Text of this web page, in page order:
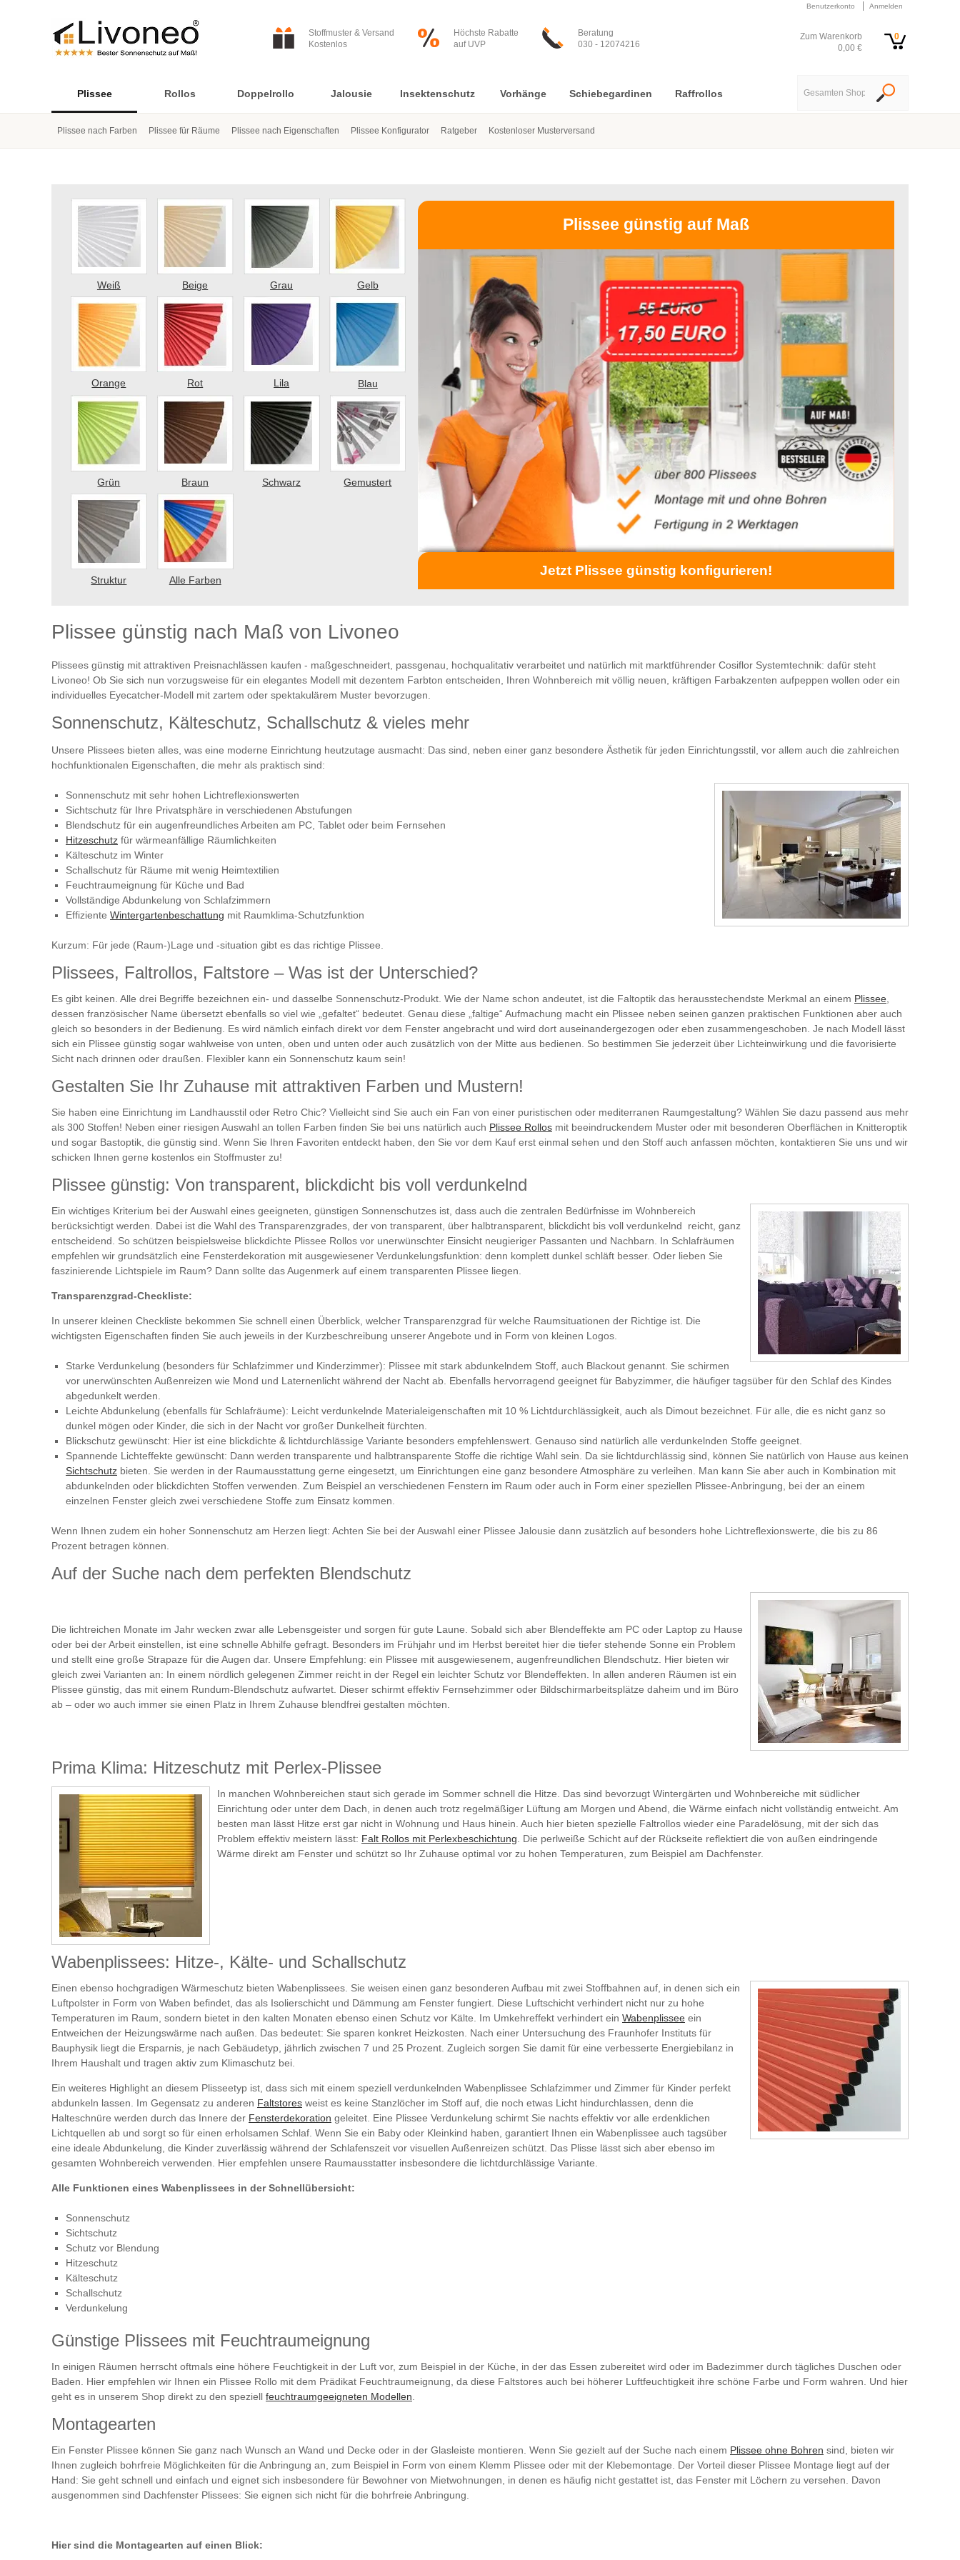
Benutzerkonto Anmelden
Stoffmuster & Versand
Kostenlos
Höchste Rabatte
auf UVP
Beratung
030 - 12074216
Zum Warenkorb
0,00 €
0
Plissee
Plissee nach Farben Plissee für Räume Plissee nach Eigenschaften Plissee Konfigurator Ratgeber Kostenloser Musterversand
Rollos Doppelrollo Jalousie Insektenschutz Vorhänge Schiebegardinen Raffrollos
Weiß Beige Grau Gelb
Orange Rot Lila Blau
Grün Braun Schwarz Gemustert
Struktur Alle Farben
Plissee günstig auf Maß
Jetzt Plissee günstig konfigurieren!
Plissee günstig nach Maß von Livoneo
Plissees günstig mit attraktiven Preisnachlässen kaufen - maßgeschneidert, passgenau, hochqualitativ verarbeitet und natürlich mit marktführender Cosiflor Systemtechnik: dafür steht
Livoneo! Ob Sie sich nun vorzugsweise für ein elegantes Modell mit dezentem Farbton entscheiden, Ihren Wohnbereich mit völlig neuen, kräftigen Farbakzenten aufpeppen wollen oder ein
individuelles Eyecatcher-Modell mit zartem oder spektakulärem Muster bevorzugen.
Sonnenschutz, Kälteschutz, Schallschutz & vieles mehr
Unsere Plissees bieten alles, was eine moderne Einrichtung heutzutage ausmacht: Das sind, neben einer ganz besondere Ästhetik für jeden Einrichtungsstil, vor allem auch die zahlreichen
hochfunktionalen Eigenschaften, die mehr als praktisch sind:
Sonnenschutz mit sehr hohen Lichtreflexionswerten
Sichtschutz für Ihre Privatsphäre in verschiedenen Abstufungen
Blendschutz für ein augenfreundliches Arbeiten am PC, Tablet oder beim Fernsehen
Hitzeschutz für wärmeanfällige Räumlichkeiten
Kälteschutz im Winter
Schallschutz für Räume mit wenig Heimtextilien
Feuchtraumeignung für Küche und Bad
Vollständige Abdunkelung von Schlafzimmern
Effiziente Wintergartenbeschattung mit Raumklima-Schutzfunktion
Kurzum: Für jede (Raum-)Lage und -situation gibt es das richtige Plissee.
Plissees, Faltrollos, Faltstore – Was ist der Unterschied?
Es gibt keinen. Alle drei Begriffe bezeichnen ein- und dasselbe Sonnenschutz-Produkt. Wie der Name schon andeutet, ist die Faltoptik das herausstechendste Merkmal an einem Plissee
dessen französischer Name übersetzt ebenfalls so viel wie „gefaltet“ bedeutet. Genau diese „faltige“ Aufmachung macht ein Plissee neben seinen ganzen praktischen Funktionen aber auch
gleich so besonders in der Bedienung. Es wird nämlich einfach direkt vor dem Fenster angebracht und wird dort auseinandergezogen oder eben zusammengeschoben. Je nach Modell lässt
sich ein Plissee günstig sogar wahlweise von unten, oben und unten oder auch zusätzlich von der Mitte aus bedienen. So bestimmen Sie jederzeit über Lichteinwirkung und die favorisierte
Sicht nach drinnen oder draußen. Flexibler kann ein Sonnenschutz kaum sein!
Gestalten Sie Ihr Zuhause mit attraktiven Farben und Mustern!
Sie haben eine Einrichtung im Landhausstil oder Retro Chic? Vielleicht sind Sie auch ein Fan von einer puristischen oder mediterranen Raumgestaltung? Wählen Sie dazu passend aus mehr
als 300 Stoffen! Neben einer riesigen Auswahl an tollen Farben finden Sie bei uns natürlich auch Plissee Rollos mit beeindruckendem Muster oder mit besonderen Oberflächen in Knitteroptik
und sogar Bastoptik, die günstig sind. Wenn Sie Ihren Favoriten entdeckt haben, den Sie vor dem Kauf erst einmal sehen und den Stoff auch anfassen möchten, kontaktieren Sie uns und wir
schicken Ihnen gerne kostenlos ein Stoffmuster zu!
Plissee günstig: Von transparent, blickdicht bis voll verdunkelnd
Ein wichtiges Kriterium bei der Auswahl eines geeigneten, günstigen Sonnenschutzes ist, dass auch die zentralen Bedürfnisse im Wohnbereich
berücksichtigt werden. Dabei ist die Wahl des Transparenzgrades, der von transparent, über halbtransparent, blickdicht bis voll verdunkelnd reicht, ganz
entscheidend. So schützen beispielsweise blickdichte Plissee Rollos vor unerwünschter Einsicht neugieriger Passanten und Nachbarn. In Schlafräumen
empfehlen wir grundsätzlich eine Fensterdekoration mit ausgewiesener Verdunkelungsfunktion: denn komplett dunkel schläft besser. Oder lieben Sie
faszinierende Lichtspiele im Raum? Dann sollte das Augenmerk auf einem transparenten Plissee liegen.
Transparenzgrad-Checkliste:
In unserer kleinen Checkliste bekommen Sie schnell einen Überblick, welcher Transparenzgrad für welche Raumsituationen der Richtige ist. Die
wichtigsten Eigenschaften finden Sie auch jeweils in der Kurzbeschreibung unserer Angebote und in Form von kleinen Logos.
Starke Verdunkelung (besonders für Schlafzimmer und Kinderzimmer): Plissee mit stark abdunkelndem Stoff, auch Blackout genannt. Sie schirmen
vor unerwünschten Außenreizen wie Mond und Laternenlicht während der Nacht ab. Ebenfalls hervorragend geeignet für Babyzimmer, die häufiger tagsüber für den Schlaf des Kindes
abgedunkelt werden.
Leichte Abdunkelung (ebenfalls für Schlafräume): Leicht verdunkelnde Materialeigenschaften mit 10 % Lichtdurchlässigkeit, auch als Dimout bezeichnet. Für alle, die es nicht ganz so
dunkel mögen oder Kinder, die sich in der Nacht vor großer Dunkelheit fürchten.
Blickschutz gewünscht: Hier ist eine blickdichte & lichtdurchlässige Variante besonders empfehlenswert. Genauso sind natürlich alle verdunkelnden Stoffe geeignet.
Spannende Lichteffekte gewünscht: Dann werden transparente und halbtransparente Stoffe die richtige Wahl sein. Da sie lichtdurchlässig sind, können Sie natürlich von Hause aus keinen
Sichtschutz bieten. Sie werden in der Raumausstattung gerne eingesetzt, um Einrichtungen eine ganz besondere Atmosphäre zu verleihen. Man kann Sie aber auch in Kombination mit
abdunkelnden oder blickdichten Stoffen verwenden. Zum Beispiel an verschiedenen Fenstern im Raum oder auch in Form einer speziellen Plissee-Anbringung, bei der an einem
einzelnen Fenster gleich zwei verschiedene Stoffe zum Einsatz kommen.
Wenn Ihnen zudem ein hoher Sonnenschutz am Herzen liegt: Achten Sie bei der Auswahl einer Plissee Jalousie dann zusätzlich auf besonders hohe Lichtreflexionswerte, die bis zu 86
Prozent betragen können.
Auf der Suche nach dem perfekten Blendschutz
Die lichtreichen Monate im Jahr wecken zwar alle Lebensgeister und sorgen für gute Laune. Sobald sich aber Blendeffekte am PC oder Laptop zu Hause
oder bei der Arbeit einstellen, ist eine schnelle Abhilfe gefragt. Besonders im Frühjahr und im Herbst bereitet hier die tiefer stehende Sonne ein Problem
und stellt eine große Strapaze für die Augen dar. Unsere Empfehlung: ein Plissee mit ausgewiesenem, augenfreundlichen Blendschutz. Hier bieten wir
gleich zwei Varianten an: In einem nördlich gelegenen Zimmer reicht in der Regel ein leichter Schutz vor Blendeffekten. In allen anderen Räumen ist ein
Plissee günstig, das mit einem Rundum-Blendschutz aufwartet. Dieser schirmt effektiv Fernsehzimmer oder Bildschirmarbeitsplätze daheim und im Büro
ab – oder wo auch immer sie einen Platz in Ihrem Zuhause blendfrei gestalten möchten.
Prima Klima: Hitzeschutz mit Perlex-Plissee
In manchen Wohnbereichen staut sich gerade im Sommer schnell die Hitze. Das sind bevorzugt Wintergärten und Wohnbereiche mit südlicher
Einrichtung oder unter dem Dach, in denen auch trotz regelmäßiger Lüftung am Morgen und Abend, die Wärme einfach nicht vollständig entweicht. Am
besten man lässt Hitze erst gar nicht in Wohnung und Haus hinein. Auch hier bieten spezielle Faltrollos wieder eine Paradelösung, mit der sich das
Problem effektiv meistern lässt: Falt Rollos mit Perlexbeschichtung . Die perlweiße Schicht auf der Rückseite reflektiert die von außen eindringende
Wärme direkt am Fenster und schützt so Ihr Zuhause optimal vor zu hohen Temperaturen, zum Beispiel am Dachfenster.
Wabenplissees: Hitze-, Kälte- und Schallschutz
Einen ebenso hochgradigen Wärmeschutz bieten Wabenplissees. Sie weisen einen ganz besonderen Aufbau mit zwei Stoffbahnen auf, in denen sich ein
Luftpolster in Form von Waben befindet, das als Isolierschicht und Dämmung am Fenster fungiert. Diese Luftschicht verhindert nicht nur zu hohe
Temperaturen im Raum, sondern bietet in den kalten Monaten ebenso einen Schutz vor Kälte. Im Umkehreffekt verhindert ein Wabenplissee ein
Entweichen der Heizungswärme nach außen. Das bedeutet: Sie sparen konkret Heizkosten. Nach einer Untersuchung des Fraunhofer Instituts für
Bauphysik liegt die Ersparnis, je nach Gebäudetyp, jährlich zwischen 7 und 25 Prozent. Zugleich sorgen Sie damit für eine verbesserte Energiebilanz in
Ihrem Haushalt und tragen aktiv zum Klimaschutz bei.
Ein weiteres Highlight an diesem Plisseetyp ist, dass sich mit einem speziell verdunkelnden Wabenplissee Schlafzimmer und Zimmer für Kinder perfekt
abdunkeln lassen. Im Gegensatz zu anderen Faltstores weist es keine Stanzlöcher im Stoff auf, die noch etwas Licht hindurchlassen, denn die
Halteschnüre werden durch das Innere der Fensterdekoration geleitet. Eine Plissee Verdunkelung schirmt Sie nachts effektiv vor alle erdenklichen
Lichtquellen ab und sorgt so für einen erholsamen Schlaf. Wenn Sie ein Baby oder Kleinkind haben, garantiert Ihnen ein Wabenplissee auch tagsüber
eine ideale Abdunkelung, die Kinder zuverlässig während der Schlafenszeit vor visuellen Außenreizen schützt. Das Plisse lässt sich aber ebenso im
gesamten Wohnbereich verwenden. Hier empfehlen unsere Raumausstatter insbesondere die lichtdurchlässige Variante.
Alle Funktionen eines Wabenplissees in der Schnellübersicht:
Sonnenschutz
Sichtschutz
Schutz vor Blendung
Hitzeschutz
Kälteschutz
Schallschutz
Verdunkelung
Günstige Plissees mit Feuchtraumeignung
In einigen Räumen herrscht oftmals eine höhere Feuchtigkeit in der Luft vor, zum Beispiel in der Küche, in der das Essen zubereitet wird oder im Badezimmer durch tägliches Duschen oder
Baden. Hier empfehlen wir Ihnen ein Plissee Rollo mit dem Prädikat Feuchtraumeignung, da diese Faltstores auch bei höherer Luftfeuchtigkeit ihre schöne Farbe und Form wahren. Und hier
geht es in unserem Shop direkt zu den speziell feuchtraumgeeigneten Modellen
Montagearten
Ein Fenster Plissee können Sie ganz nach Wunsch an Wand und Decke oder in der Glasleiste montieren. Wenn Sie gezielt auf der Suche nach einem Plissee ohne Bohren sind, bieten wir
Ihnen zugleich bohrfreie Möglichkeiten für die Anbringung an, zum Beispiel in Form von einem Klemm Plissee oder mit der Klebemontage. Der Vorteil dieser Plissee Montage liegt auf der
Hand: Sie geht schnell und einfach und eignet sich insbesondere für Bewohner von Mietwohnungen, in denen es häufig nicht gestattet ist, das Fenster mit Löchern zu versehen. Davon
ausgenommen sind Dachfenster Plissees: Sie eignen sich nicht für die bohrfreie Anbringung.
Hier sind die Montagearten auf einen Blick: